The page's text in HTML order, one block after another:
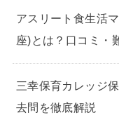
アスリート食生活
座)とは？口コミ・
三幸保育カレッジ
去問を徹底解説